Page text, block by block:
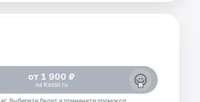
от 1 900 ₽
на Kassir.ru